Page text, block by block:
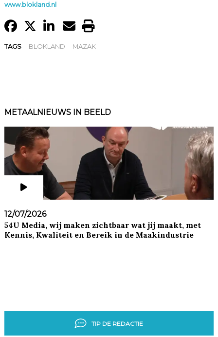
www.blokland.nl
TAGS BLOKLAND MAZAK
METAALNIEUWS IN BEELD
12/07/2026
54U Media, wij maken zichtbaar wat jij maakt, met
Kennis, Kwaliteit en Bereik in de Maakindustrie
TIP DE REDACTIE